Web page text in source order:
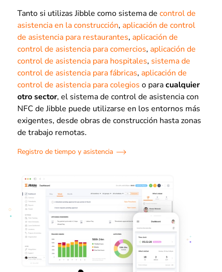
Tanto si utilizas Jibble como sistema de control de
asistencia en la construcción, aplicación de control
de asistencia para restaurantes, aplicación de
control de asistencia para comercios, aplicación de
control de asistencia para hospitales, sistema de
control de asistencia para fábricas, aplicación de
control de asistencia para colegios o paracualquier
otro sector, el sistema de control de asistencia con
NFC de Jibble puede utilizarse en los entornos más
exigentes, desde obras de construcción hasta zonas
de trabajo remotas.
Registro de tiempo y asistencia